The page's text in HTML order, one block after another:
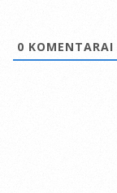
0 KOMENTARAI